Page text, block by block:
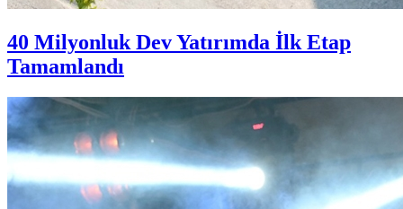
40 Milyonluk Dev Yatırımda İlk Etap
Tamamlandı